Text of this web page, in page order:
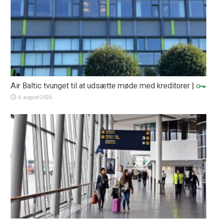
Air Baltic tvunget til at udsætte møde med kreditorer |
6. august 2026